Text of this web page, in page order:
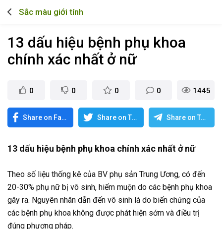
Sắc màu giới tính
13 dấu hiệu bệnh phụ khoa
chính xác nhất ở nữ
0 0 0 0 1445
Share on Facebook Share on Twitter Share on Telegram
13 dấu hiệu bệnh phụ khoa chính xác nhất ở nữ
Theo số liệu thống kê của BV phụ sản Trung Ương, có đến
20-30% phụ nữ bị vô sinh, hiếm muộn do các bệnh phụ khoa
gây ra. Nguyên nhân dẫn đến vô sinh là do biến chứng của
các bệnh phụ khoa không được phát hiện sớm và điều trị
đúng phương pháp.